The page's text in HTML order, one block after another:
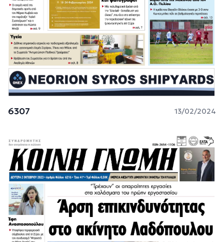
6307 13/02/2024